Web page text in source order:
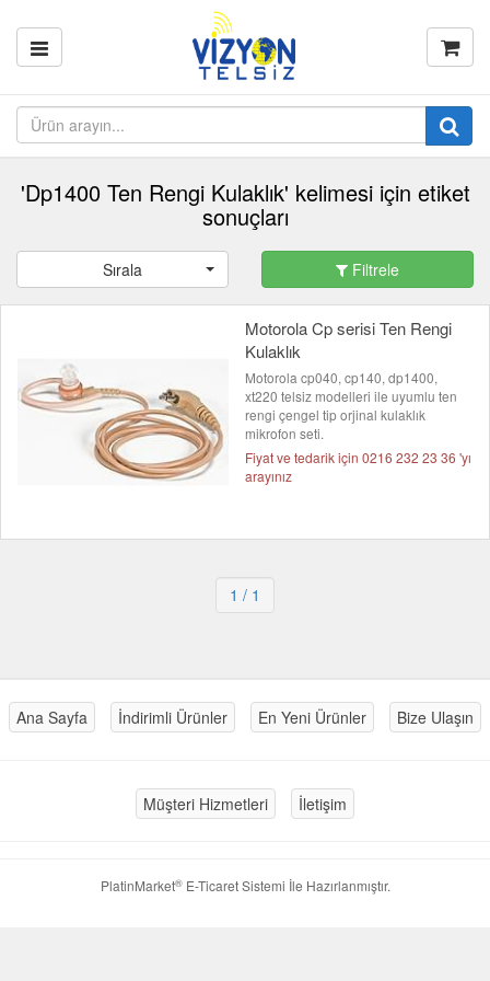
'Dp1400 Ten Rengi Kulaklık' kelimesi için etiket
sonuçları
Sırala Filtrele
Motorola Cp serisi Ten Rengi
Kulaklık
Motorola cp040, cp140, dp1400,
xt220 telsiz modelleri ile uyumlu ten
rengi çengel tip orjinal kulaklık
mikrofon seti.
Fiyat ve tedarik için 0216 232 23 36 'yı
arayınız
1 / 1
Ana Sayfa İndirimli Ürünler En Yeni Ürünler Bize Ulaşın
Müşteri Hizmetleri İletişim
PlatinMarket®E-Ticaret Sistemi İle Hazırlanmıştır.